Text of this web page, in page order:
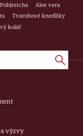
Aloe vera
Tvarohové knedlíky
koláč
výzvy